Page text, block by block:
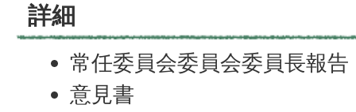
詳細
常任委員会委員会委員長報
意見書